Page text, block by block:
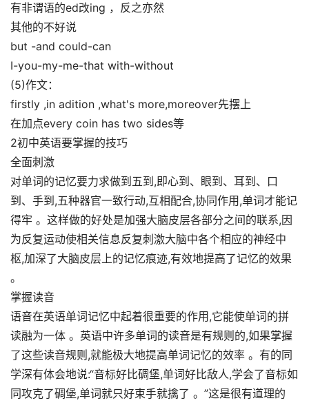
有非谓语的ed改ing ，反之亦然
其他的不好说
but -and could-can­
I-you-my-me-that with-without
(5)作文：
firstly ,in adition ,what's more,moreover先摆上­
在加点every coin has two sides等
2初中英语要掌握的技巧
全面刺激
对单词的记忆要力求做到五到,即心到、眼到、耳到、口
到、手到,五种器官一致行动,互相配合,协同作用,单词才能记
得牢 。这样做的好处是加强大脑皮层各部分之间的联系,因
为反复运动使相关信息反复刺激大脑中各个相应的神经中
枢,加深了大脑皮层上的记忆痕迹,有效地提高了记忆的效果
。
掌握读音
语音在英语单词记忆中起着很重要的作用,它能使单词的拼
读融为一体 。英语中许多单词的读音是有规则的,如果掌握
了这些读音规则,就能极大地提高单词记忆的效率 。有的同
学深有体会地说:“音标好比碉堡,单词好比敌人,学会了音标如
同攻克了碉堡,单词就只好束手就擒了 。”这是很有道理的